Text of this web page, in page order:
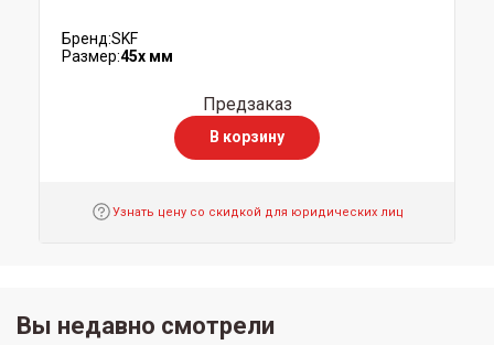
Бренд:SKF
Размер:45x мм
Предзаказ
В корзину
Узнать цену со скидкой для юридических лиц
Вы недавно смотрели